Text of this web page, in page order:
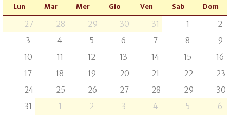
Lun Mar Mer Gio Ven Sab Dom
27 28 29 30 31 1
2
3
4 5 6 7 8
9
10
11 12 13 14 15
16
17
18 19 20 21 22
23
24
25 26 27 28 29
30
31
1 2 3 4 5 6